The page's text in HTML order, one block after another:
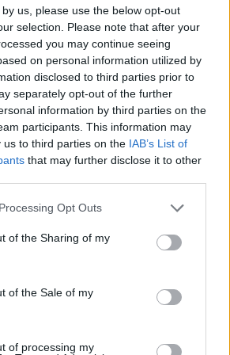
us, please use the below opt-out
selection. Please note that after your
you may continue seeing
on personal information utilized by
disclosed to third parties prior to
separately opt-out of the further
information by third parties on the
participants. This information may
us to third parties on the IAB’s List of
that may further disclose it to other
website/app uses one or more Google
or usage behaviour. You may click to
to Google and its third-party tags to
specified purposes in below Google
Opt Outs
of the Sharing of my
of the Sale of my
of processing my
del Commissariato Anzio
Sala Operativa della
l’auto pirata, riuscendo a
cercava di fuggire a forte
dell’investimento, i poliziotti
ed il cane accovacciato,
dietro ad un cespuglio. L’uomo è
e trasportato in ospedale per
sano e salvo, è stato affidato
hanno consentito di
incriminato risultava provento di
nel novembre 2024 e che il